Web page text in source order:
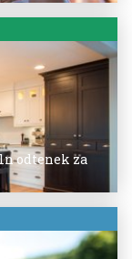
odtenek za